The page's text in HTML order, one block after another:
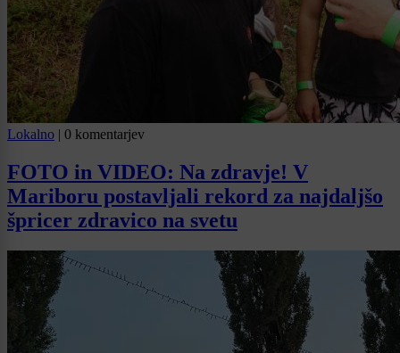
Lokalno | 0 komentarjev
FOTO in VIDEO: Na zdravje! V
Mariboru postavljali rekord za najdaljšo
špricer zdravico na svetu